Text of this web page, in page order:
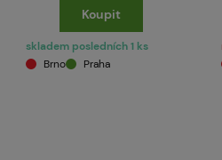
Koupit
skladem posledních 1 ks
Brno
Praha